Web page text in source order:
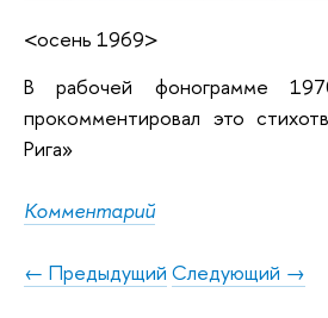
<осень 1969>
В рабочей фонограмме
прокомментировал это
Рига»
Комментарий
← Предыдущий Следующий →